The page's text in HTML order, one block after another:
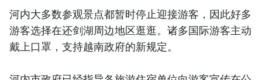
河内大多数参观景点都暂时停止迎接游客，因此好多
游客选择在还剑湖周边地区逛逛。诸多国际游客主动
戴上口罩，支持越南政府的新规定。